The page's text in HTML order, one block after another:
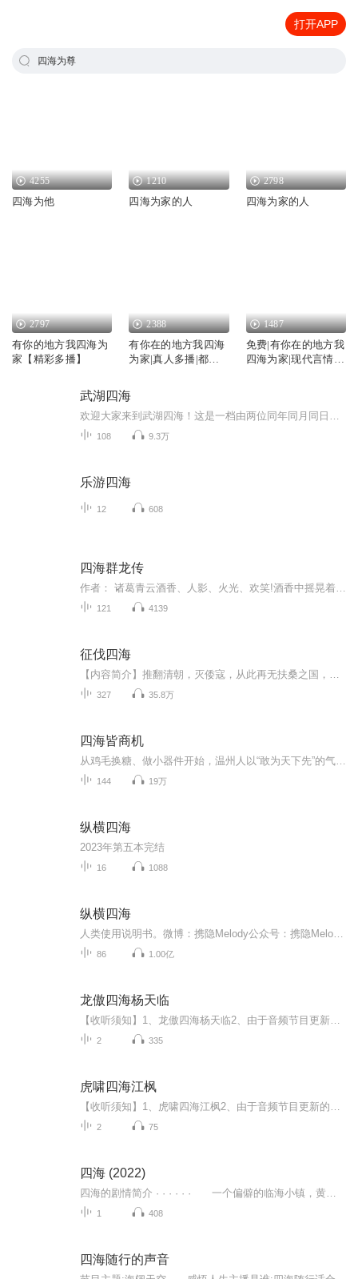
打开APP
四海为尊
4255
四海为他
1210
四海为家的人
2798
四海为家的人
2797
有你的地方我四海为
家【精彩多播】
2388
有你在的地方我四海
为家|真人多播|都市
1487
免费|有你在的地方我
四海为家|现代言情|
武湖四海
108 9.3万
乐游四海
12 608
四海群龙传
121 4139
征伐四海
327 35.8万
四海皆商机
144 19万
纵横四海
2023年第五本完结
16 1088
纵横四海
86 1.00亿
龙傲四海杨天临
2 335
虎啸四海江枫
2 75
四海 (2022)
1 408
四海随行的声音